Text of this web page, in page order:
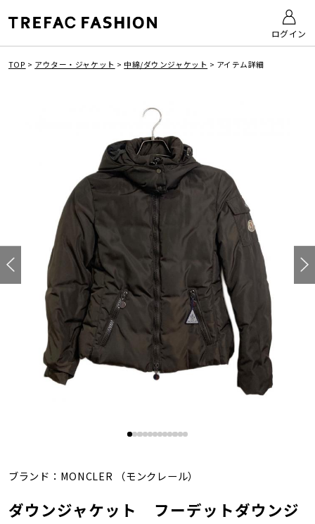
ログイン
TOP > アウター・ジャケット > 中綿/ダウンジャケット > アイテム詳細
ブランド： MONCLER （モンクレール）
ダウンジャケット フーデットダウンジ